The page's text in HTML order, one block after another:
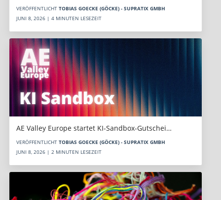
VERÖFFENTLICHT TOBIAS GOECKE (GÖCKE) - SUPRATIX GMBH
JUNI 8, 2026 | 4 MINUTEN LESEZEIT
AE Valley Europe startet KI-Sandbox-Gutschei…
VERÖFFENTLICHT TOBIAS GOECKE (GÖCKE) - SUPRATIX GMBH
JUNI 8, 2026 | 2 MINUTEN LESEZEIT